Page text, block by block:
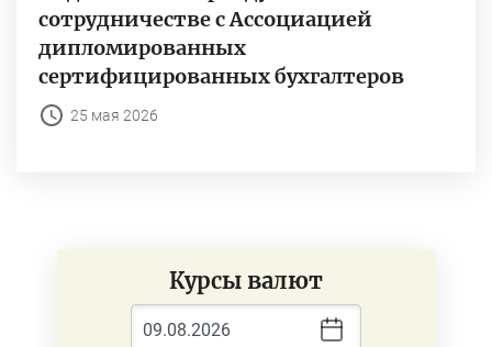
сотрудничестве с Ассоциацией
дипломированных
сертифицированных бухгалтеров
25 мая 2026
Курсы валют